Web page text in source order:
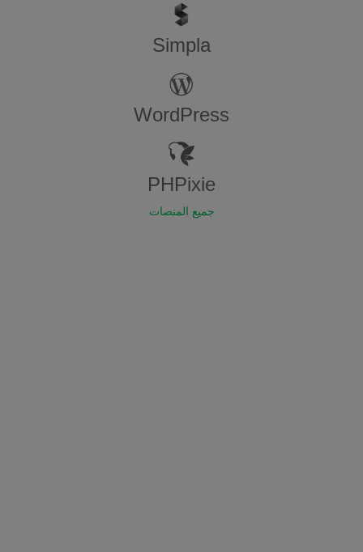
Simpla
WordPress
PHPixie
جميع المنصات